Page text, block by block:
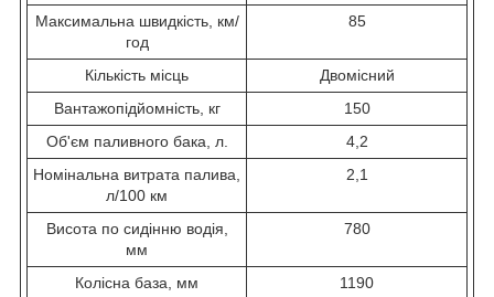
Максимальна швидкість, км/
год
85
Кількість місць
Двомісний
Вантажопідйомність, кг
150
Об'єм паливного бака, л.
4,2
Номінальна витрата палива,
л/100 км
2,1
Висота по сидінню водія,
мм
780
Колісна база, мм
1190